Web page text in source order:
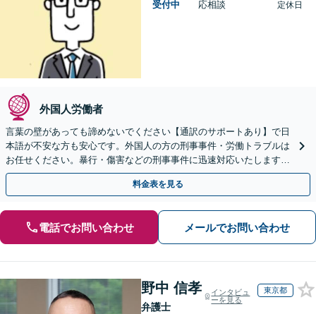
受付中
応相談
定休日
外国人労働者
言葉の壁があっても諦めないでください【通訳のサポートあり】で日
本語が不安な方も安心です。外国人の方の刑事事件・労働トラブルは
お任せください。暴行・傷害などの刑事事件に迅速対応いたします。
【事前予約で休日・夜間面談可】
料金表を見る
電話でお問い合わせ メールでお問い合わせ
野中 信孝
弁護士
インタビュ
ーを見る
東京都